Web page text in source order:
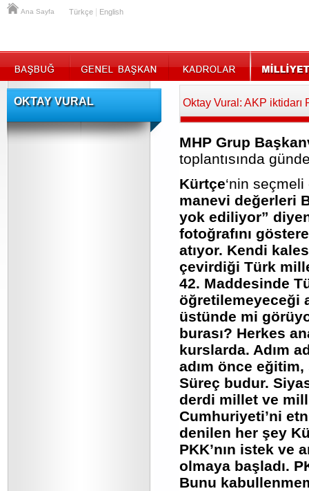
Ana Sayfa Türkçe English
OKTAY VURAL Oktay Vural: AKP iktidarı
MHP Grup
toplantısında
Kürtçe‘nin
manevi değerleri
yok ediliyor”
fotoğrafını
atıyor. Kendi
çevirdiği Türk
42. Maddesinde
öğretilemeyeceği
üstünde mi
burası? Herkes
kurslarda. Adım
adım önce
Süreç budur.
derdi millet ve
Cumhuriyeti’ni
denilen her şey
PKK’nın istek ve
olmaya başladı.
Bunu